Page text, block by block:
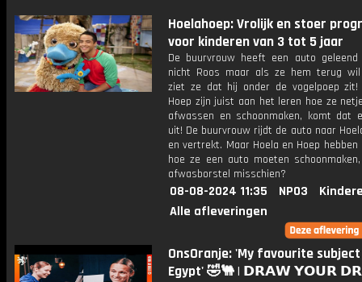
Hoelahoep: Vrolijk en stoer
voor kinderen van 3 tot 5 jaar
De buurvrouw heeft een auto
nicht Roos maar als ze hem terug wil
ziet ze dat hij onder de vogelpoep zit!
Hoep zijn juist aan het leren hoe ze
afwassen en schoonmaken, komt dat
uit! De buurvrouw rijdt de auto naar
en vertrekt. Maar Hoela en Hoep hebben
hoe ze een auto moeten
afwasborstel misschien?
08-08-2024 11:35 NPO3
Alle afleveringen
OnsOranje: 'My favourite
Egypt' 🤣🐫 | 𝗗𝗥𝗔𝗪 𝗬𝗢𝗨𝗥